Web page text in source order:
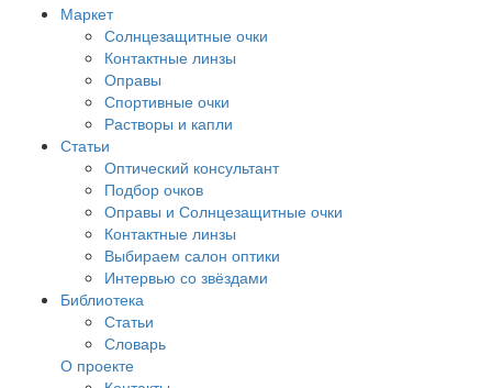
Маркет
Солнцезащитные очки
Контактные линзы
Оправы
Спортивные очки
Растворы и капли
Статьи
Оптический консультант
Подбор очков
Оправы и Солнцезащитные очки
Контактные линзы
Выбираем салон оптики
Интервью со звёздами
Библиотека
Статьи
Словарь
О проекте